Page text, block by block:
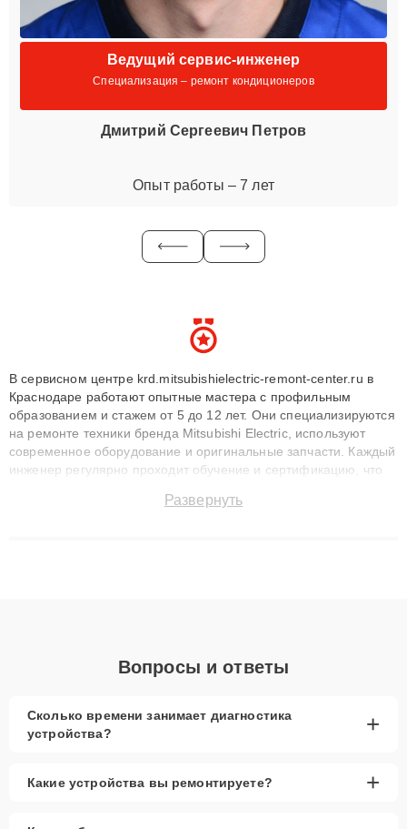
Ведущий сервис-инженер
Специализация – ремонт кондиционеров
Дмитрий Сергеевич Петров
Опыт работы – 7 лет
В сервисном центре krd.mitsubishielectric-remont-center.ru в
Краснодаре работают опытные мастера с профильным
образованием и стажем от 5 до 12 лет. Они специализируются
на ремонте техники бренда Mitsubishi Electric, используют
современное оборудование и оригинальные запчасти. Каждый
инженер регулярно проходит обучение и сертификацию, что
восстанавливать технику с сохранением гарантии до 3 лет.
Развернуть
Вопросы и ответы
Сколько времени занимает диагностика
устройства?
+
Какие устройства вы ремонтируете? +